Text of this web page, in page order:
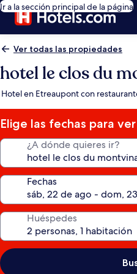
Ir a la sección principal de la página
Ver todas las propiedades
hotel le clos du
Hotel en Etreaupont con
Elige las fechas para
¿A dónde quieres ir?
Fechas
Huéspedes